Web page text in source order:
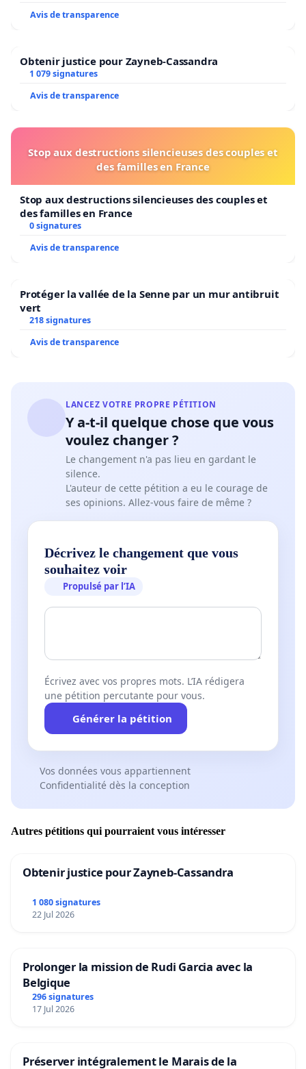
Avis de transparence
Obtenir justice pour Zayneb-Cassandra
1 079 signatures
Avis de transparence
Stop aux destructions silencieuses des couples et
des familles en France
Stop aux destructions silencieuses des couples et
des familles en France
0 signatures
Avis de transparence
Protéger la vallée de la Senne par un mur antibruit
vert
218 signatures
Avis de transparence
LANCEZ VOTRE PROPRE PÉTITION
Y a-t-il quelque chose que vous
voulez changer ?
Le changement n'a pas lieu en gardant le
silence.
L'auteur de cette pétition a eu le courage de
ses opinions. Allez-vous faire de même ?
Décrivez le changement que vous
souhaitez voir
Propulsé par l’IA
Écrivez avec vos propres mots. L’IA rédigera
une pétition percutante pour vous.
Générer la pétition
Vos données vous appartiennent
Confidentialité dès la conception
Autres pétitions qui pourraient vous intéresser
Obtenir justice pour Zayneb-Cassandra
1 080 signatures
22 Jul 2026
Prolonger la mission de Rudi Garcia avec la
Belgique
296 signatures
17 Jul 2026
Préserver intégralement le Marais de la